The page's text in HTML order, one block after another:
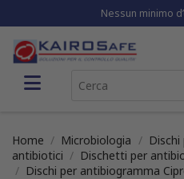
Nessun minimo
Home Microbiologia
antibiotici
Dischetti per
Dischi per antibiogramma